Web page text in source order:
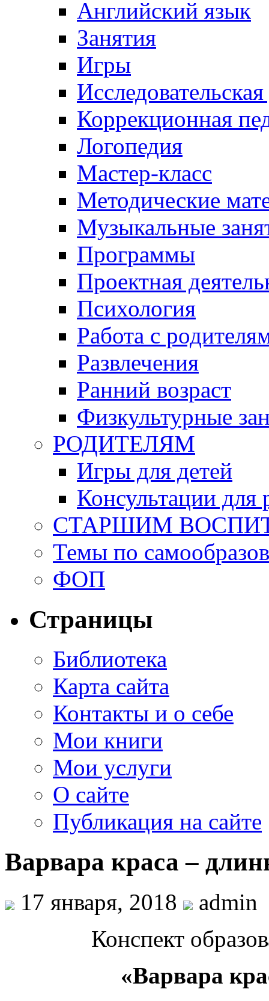
Английский язык
Занятия
Игры
Коррекционная
Логопедия
Мастер-класс
Методические
Музыкальные
Программы
Проектная
Психология
Работа с
Развлечения
Ранний возраст
Физкультурные
РОДИТЕЛЯМ
Игры для детей
Консультации для
СТАРШИМ
Темы по
ФОП
Страницы
Библиотека
Карта сайта
Контакты и о себе
Мои книги
Мои услуги
О сайте
Публикация на сайте
Варвара краса –
17 января, 2018
admin
Конспект
«Варвара